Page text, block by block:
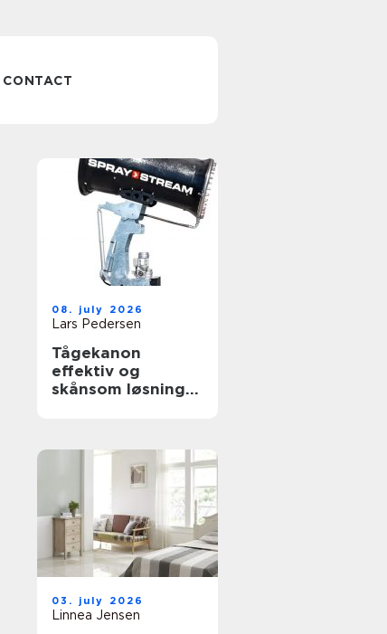
CONTACT
08. july 2026
Lars Pedersen
Tågekanon
effektiv og
skånsom løsning
03. july 2026
Linnea Jensen